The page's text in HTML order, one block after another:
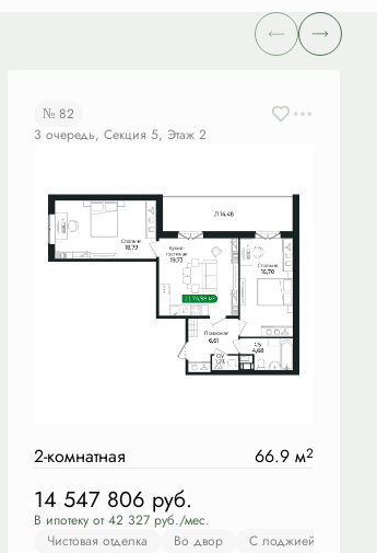
С балконом С лоджией Европланировка
С лоджией Чистовая отделка Во двор С балконом
№ 82
3 очередь, Секция 5, Этаж 2
2-комнатная 66.9 м2
14 547 806 руб.
В ипотеку от 42 327 руб./мес.
Чистовая отделка
Во двор С лоджией